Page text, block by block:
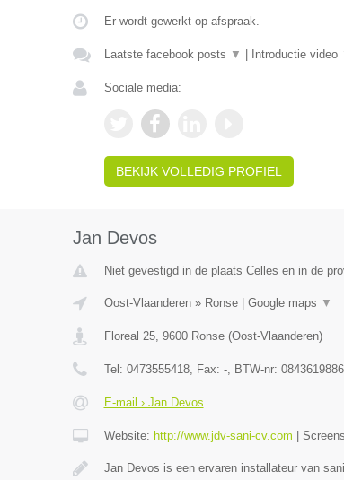
Er wordt gewerkt op afspraak.
Laatste facebook posts ▼ Introductie video
Sociale media:
BEKIJK VOLLEDIG PROFIEL
Jan Devos
Niet gevestigd in de plaats Celles en in de
Oost-Vlaanderen» Ronse| Google maps ▼
Floreal 25, 9600 Ronse(Oost-Vlaanderen)
Tel: 0473555418, Fax: -, BTW-nr: 0843619886
E-mail › Jan Devos
Website: http://www.jdv-sani-cv.com
Jan Devos is een ervaren installateur van